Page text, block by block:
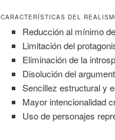
CARACTERÍSTICAS DEL
Reducción al mínimo
Limitación del
Eliminación de la
Disolución del
Sencillez estructural y
Mayor intencionalidad
Uso de personajes